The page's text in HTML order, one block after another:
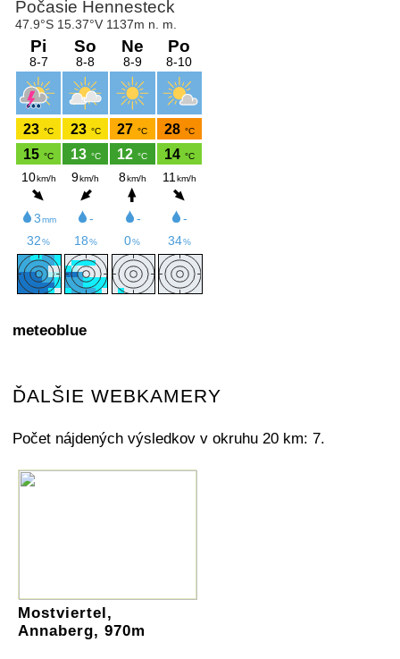
meteoblue
ĎALŠIE WEBKAMERY
Počet nájdených výsledkov v okruhu 20 km: 7.
Mostviertel,
Annaberg, 970m